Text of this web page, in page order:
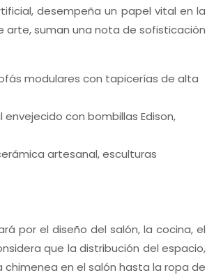
desempeña un papel vital en la
arte, suman una nota de sofisticación
modulares con tapicerías de alta
con bombillas Edison,
artesanal, esculturas
por el diseño del salón, la cocina, el
que la distribución del espacio,
en el salón hasta la ropa de